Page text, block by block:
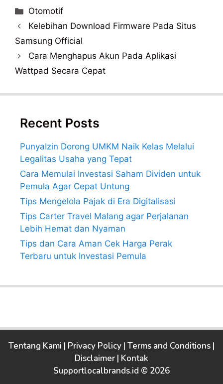
Categories
Otomotif
Post
navigation
Kelebihan Download Firmware Pada Situs
Samsung Official
Cara Menghapus Akun Pada Aplikasi
Wattpad Secara Cepat
Recent Posts
PunyaIzin Dorong UMKM Naik Kelas Melalui
Legalitas Usaha yang Tepat
Cara Memulai Investasi Saham Dividen untuk
Pemula Agar Cepat Untung
Tips Mengelola Pajak di Era Digitalisasi
Tips Carter Travel Malang agar Perjalanan
Lebih Hemat dan Nyaman
Tips dan Cara Aman Cek Harga Perak
Terbaru untuk Investasi Pemula
Tentang Kami | Privacy Policy | Terms and Conditions |
Disclaimer | Kontak
Supportlocalbrands.id © 2026